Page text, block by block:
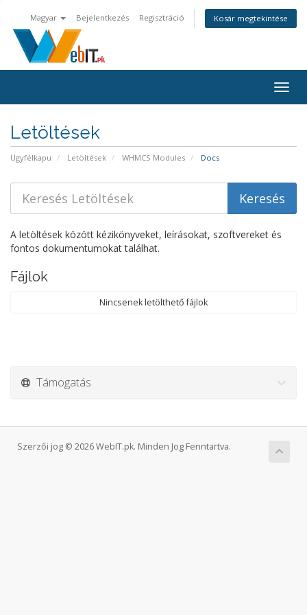
Magyar Bejelentkezés Regisztráció Kosár megtekintése
a
Letöltések
Ügyfélkapu Letöltések WHMCS Modules Docs
A letöltések között kézikönyveket, leírásokat, szoftvereket és
fontos dokumentumokat találhat.
Fájlok
Nincsenek letölthető fájlok
Támogatás
Szerzői jog © 2026 WebIT.pk. Minden Jog Fenntartva.